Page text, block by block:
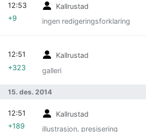
Kallrustad
ingen redigeringsforklaring
12:53
+9
Kallrustad
galleri
12:51
+323
15. des. 2014
Kallrustad
illustrasjon, presisering
12:51
+189